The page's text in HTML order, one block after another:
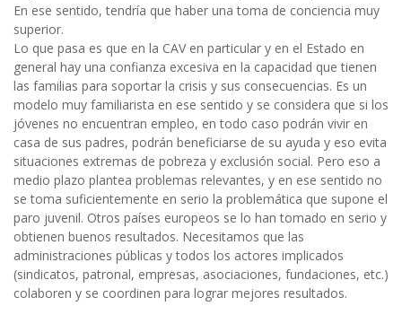
En ese sentido, tendría que haber una toma de conciencia muy
superior.
Lo que pasa es que en la CAV en particular y en el Estado en
general hay una confianza excesiva en la capacidad que tienen
las familias para soportar la crisis y sus consecuencias. Es un
modelo muy familiarista en ese sentido y se considera que si los
jóvenes no encuentran empleo, en todo caso podrán vivir en
casa de sus padres, podrán beneficiarse de su ayuda y eso evita
situaciones extremas de pobreza y exclusión social. Pero eso a
medio plazo plantea problemas relevantes, y en ese sentido no
se toma suficientemente en serio la problemática que supone el
paro juvenil. Otros países europeos se lo han tomado en serio y
obtienen buenos resultados. Necesitamos que las
administraciones públicas y todos los actores implicados
(sindicatos, patronal, empresas, asociaciones, fundaciones, etc.)
colaboren y se coordinen para lograr mejores resultados.